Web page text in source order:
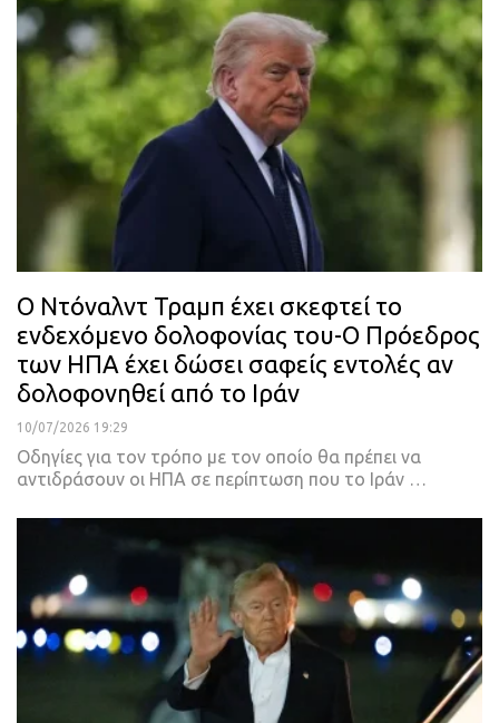
Ο Ντόναλντ Τραμπ έχει σκεφτεί το
ενδεχόμενο δολοφονίας του-Ο Πρόεδρος
των ΗΠΑ έχει δώσει σαφείς εντολές αν
δολοφονηθεί από το Ιράν
10/07/2026 19:29
Οδηγίες για τον τρόπο με τον οποίο θα πρέπει να
αντιδράσουν οι ΗΠΑ σε περίπτωση που το Ιράν …